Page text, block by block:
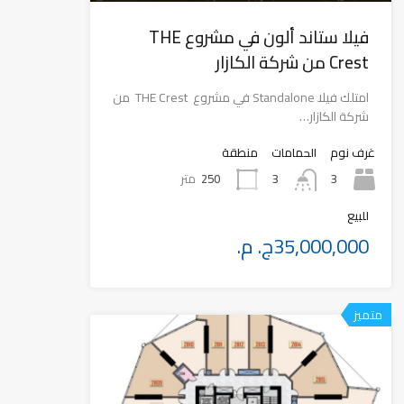
فيلا ستاند ألون في مشروع THE
Crest من شركة الكازار
امتلك فيلا Standalone في مشروع THE Crest من
شركة الكازار…
غرف نوم
3
الحمامات
3
منطقة
250 متر
للبيع
35,000,000ج. م.
متميز